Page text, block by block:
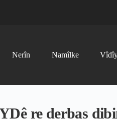
Nerîn Namîlke
re derbas